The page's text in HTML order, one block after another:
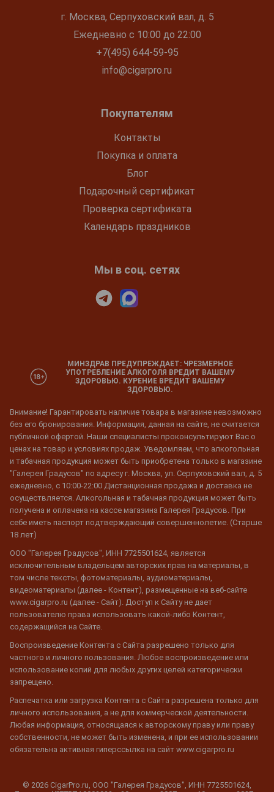
г. Москва, Серпуховский вал, д. 5
Ежедневно с 10:00 до 22:00
+7(495) 644-59-95
info@cigarpro.ru
Покупателям
Контакты
Покупка и оплата
Блог
Подарочный сертификат
Проверка сертификата
Календарь праздников
Мы в соц. сетях
МИНЗДРАВ ПРЕДУПРЕЖДАЕТ: ЧРЕЗМЕРНОЕ
УПОТРЕБЛЕНИЕ АЛКОГОЛЯ ВРЕДИТ ВАШЕМУ
ЗДОРОВЬЮ. КУРЕНИЕ ВРЕДИТ ВАШЕМУ
ЗДОРОВЬЮ.
Внимание! Гарантировать наличие товара в магазине невозможно
без его бронирования. Информация, данная на сайте, не считается
публичной офертой. Наши специалисты проконсультируют Вас о
ценах на товар и условиях продаж. Уведомляем, что алкогольная
и табачная продукция может быть приобретена только в магазине
"Галерея Градусов" по адресу г. Москва, ул. Серпуховский вал, д. 5
ежедневно, с 10:00-22:00 Дистанционная продажа и доставка не
осуществляется. Алкогольная и табачная продукция может быть
получена и оплачена на кассе магазина Галерея Градусов. При
себе иметь паспорт подтверждающий совершеннолетие. (Старше
18 лет)
ООО "Галерея Градусов", ИНН 7725501624, является
исключительным владельцем авторских прав на материалы, в
том числе тексты, фотоматериалы, аудиоматериалы,
видеоматериалы (далее - Контент), размещенные на веб-сайте
www.cigarpro.ru (далее - Сайт). Доступ к Сайту не дает
пользователю права использовать какой-либо Контент,
содержащийся на Сайте.
Воспроизведение Контента с Сайта разрешено только для
частного и личного пользования. Любое воспроизведение или
использование копий для любых других целей категорически
запрещено.
Распечатка или загрузка Контента с Сайта разрешена только для
личного использования, а не для коммерческой деятельности.
Любая информация, относящаяся к авторскому праву или праву
собственности, не может быть изменена, и при ее использовании
обязательна активная гиперссылка на сайт www.cigarpro.ru
© 2026 CigarPro.ru, ООО "Галерея Градусов", ИНН 7725501624,